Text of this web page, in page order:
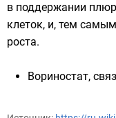
в поддержании
клеток, и, тем
роста.
Вориностат,